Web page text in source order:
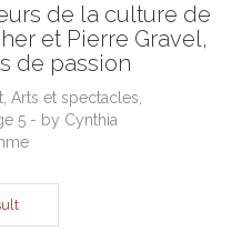
de la culture de
et Pierre Gravel,
de passion
Arts et spectacles,
5 - by Cynthia